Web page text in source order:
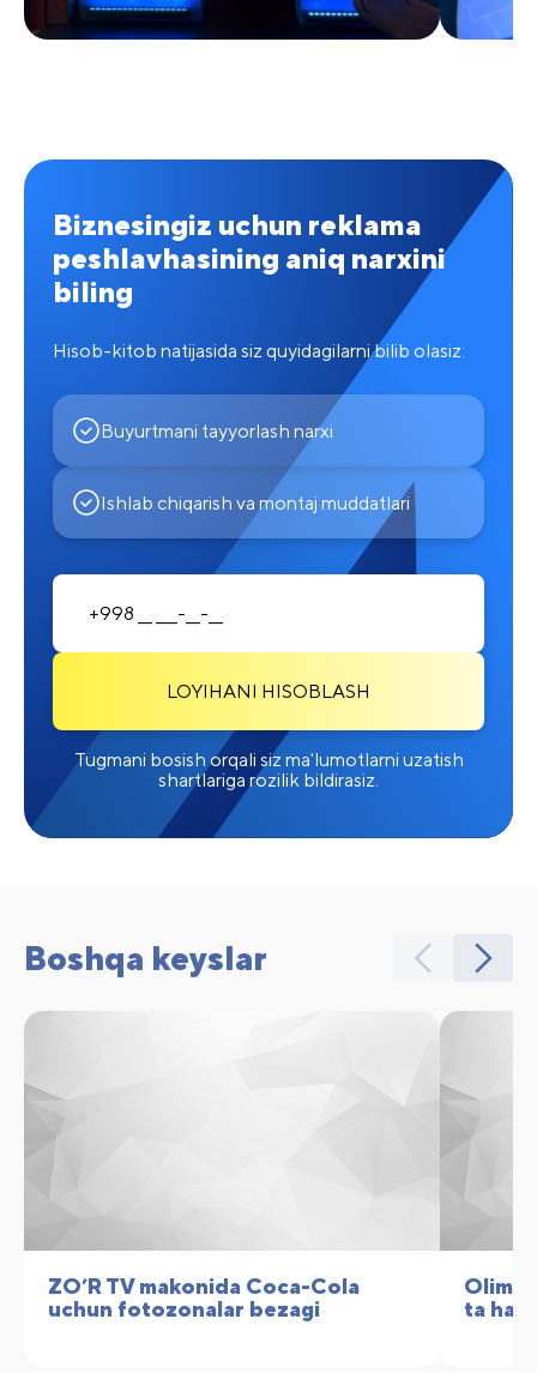
Biznesingiz uchun reklama
peshlavhasining aniq narxini
biling
Hisob-kitob natijasida siz quyidagilarni bilib olasiz:
Buyurtmani tayyorlash narxi
Ishlab chiqarish va montaj muddatlari
LOYIHANI HISOBLASH
Tugmani bosish orqali siz ma'lumotlarni uzatish
shartlariga rozilik bildirasiz.
Boshqa keyslar
ZO’R TV makonida Coca-Cola
uchun fotozonalar bezagi
ta